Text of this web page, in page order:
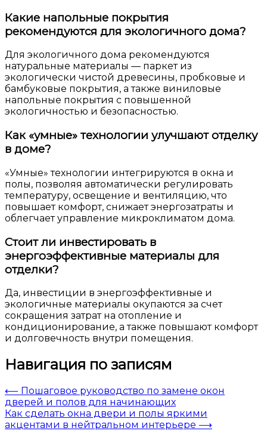
Какие напольные покрытия
рекомендуются для экологичного дома?
Для экологичного дома рекомендуются
натуральные материалы — паркет из
экологически чистой древесины, пробковые и
бамбуковые покрытия, а также виниловые
напольные покрытия с повышенной
экологичностью и безопасностью.
Как «умные» технологии улучшают отделку
в доме?
«Умные» технологии интегрируются в окна и
полы, позволяя автоматически регулировать
температуру, освещение и вентиляцию, что
повышает комфорт, снижает энергозатраты и
облегчает управление микроклиматом дома.
Стоит ли инвестировать в
энергоэффективные материалы для
отделки?
Да, инвестиции в энергоэффективные и
экологичные материалы окупаются за счет
сокращения затрат на отопление и
кондиционирование, а также повышают комфорт
и долговечность внутри помещения.
Навигация по записям
⟵ Пошаговое руководство по замене окон
дверей и полов для начинающих
Как сделать окна двери и полы яркими
акцентами в нейтральном интерьере ⟶